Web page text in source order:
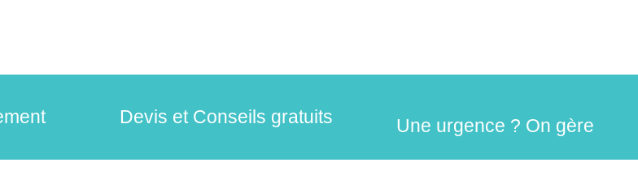
Devis et Conseils gratuits Une urgence ? On gère